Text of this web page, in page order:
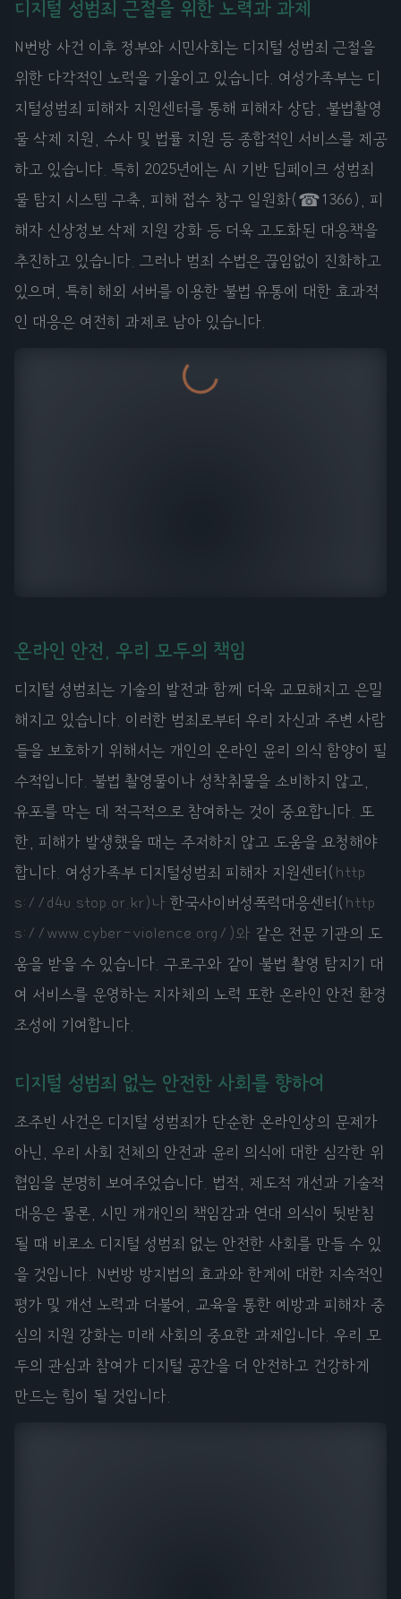
디지털 성범죄 근절을 위한 노력과 과제
N번방 사건 이후 정부와 시민사회는 디지털 성범죄 근절을
위한 다각적인 노력을 기울이고 있습니다. 여성가족부는 디
지털성범죄 피해자 지원센터를 통해 피해자 상담, 불법촬영
물 삭제 지원, 수사 및 법률 지원 등 종합적인 서비스를 제공
하고 있습니다. 특히 2025년에는 AI 기반 딥페이크 성범죄
물 탐지 시스템 구축, 피해 접수 창구 일원화(☎1366), 피
해자 신상정보 삭제 지원 강화 등 더욱 고도화된 대응책을
추진하고 있습니다. 그러나 범죄 수법은 끊임없이 진화하고
있으며, 특히 해외 서버를 이용한 불법 유통에 대한 효과적
인 대응은 여전히 과제로 남아 있습니다.
온라인 안전, 우리 모두의 책임
디지털 성범죄는 기술의 발전과 함께 더욱 교묘해지고 은밀
해지고 있습니다. 이러한 범죄로부터 우리 자신과 주변 사람
들을 보호하기 위해서는 개인의 온라인 윤리 의식 함양이 필
수적입니다. 불법 촬영물이나 성착취물을 소비하지 않고,
유포를 막는 데 적극적으로 참여하는 것이 중요합니다. 또
한, 피해가 발생했을 때는 주저하지 않고 도움을 요청해야
합니다. 여성가족부 디지털성범죄 피해자 지원센터( http
s://d4u.stop.or.kr)나 한국사이버성폭력대응센터( http
s://www.cyber-violence.org/)와 같은 전문 기관의 도
움을 받을 수 있습니다. 구로구와 같이 불법 촬영 탐지기 대
여 서비스를 운영하는 지자체의 노력 또한 온라인 안전 환경
조성에 기여합니다.
디지털 성범죄 없는 안전한 사회를 향하여
조주빈 사건은 디지털 성범죄가 단순한 온라인상의 문제가
아닌, 우리 사회 전체의 안전과 윤리 의식에 대한 심각한 위
협임을 분명히 보여주었습니다. 법적, 제도적 개선과 기술적
대응은 물론, 시민 개개인의 책임감과 연대 의식이 뒷받침
될 때 비로소 디지털 성범죄 없는 안전한 사회를 만들 수 있
을 것입니다. N번방 방지법의 효과와 한계에 대한 지속적인
평가 및 개선 노력과 더불어, 교육을 통한 예방과 피해자 중
심의 지원 강화는 미래 사회의 중요한 과제입니다. 우리 모
두의 관심과 참여가 디지털 공간을 더 안전하고 건강하게
만드는 힘이 될 것입니다.